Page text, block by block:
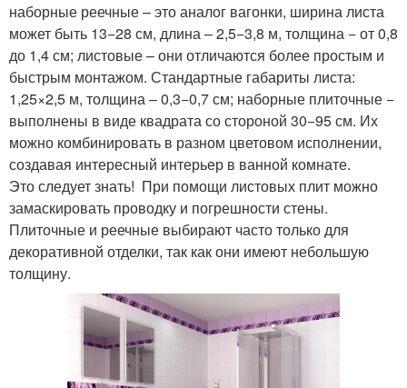
наборные реечные – это аналог вагонки, ширина листа
может быть 13−28 см, длина – 2,5−3,8 м, толщина − от 0,8
до 1,4 см; листовые – они отличаются более простым и
быстрым монтажом. Стандартные габариты листа:
1,25×2,5 м, толщина – 0,3−0,7 см; наборные плиточные −
выполнены в виде квадрата со стороной 30−95 см. Их
можно комбинировать в разном цветовом исполнении,
создавая интересный интерьер в ванной комнате.
Это следует знать! При помощи листовых плит можно
замаскировать проводку и погрешности стены.
Плиточные и реечные выбирают часто только для
декоративной отделки, так как они имеют небольшую
толщину.